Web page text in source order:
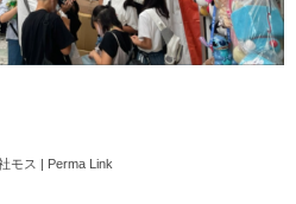
モス | Perma Link